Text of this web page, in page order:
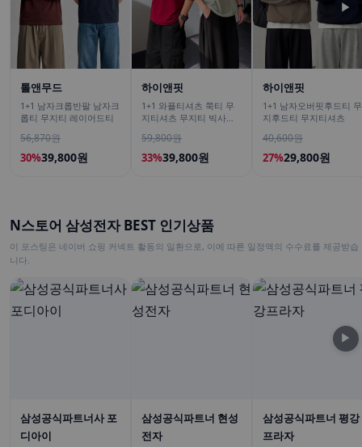
톨앤무드
1+1 남자크롭반팔 남자크
롭티 무지티 레이어드티
56,870원
30%39,800원
하이앤핏
1+1 와플티셔츠 쭉티 무
지티셔츠 무지티 빅사이
59,800원
33%39,800원
하이앤핏
1+1 남자오버핏후드티 무
지후드티 무지티셔츠
40,600원
27%29,800원
▶
N스토어 삼성전자 BEST 인기상품
이 포스팅은 네이버 쇼핑 커넥트 활동의 일환으로, 이에 따른 일정액의 수수료를 제공받습
니다.
삼성공식파트너사 포
디아이
삼성공식파트너 현성
전자
삼성공식파트너 평강
프라자
▶